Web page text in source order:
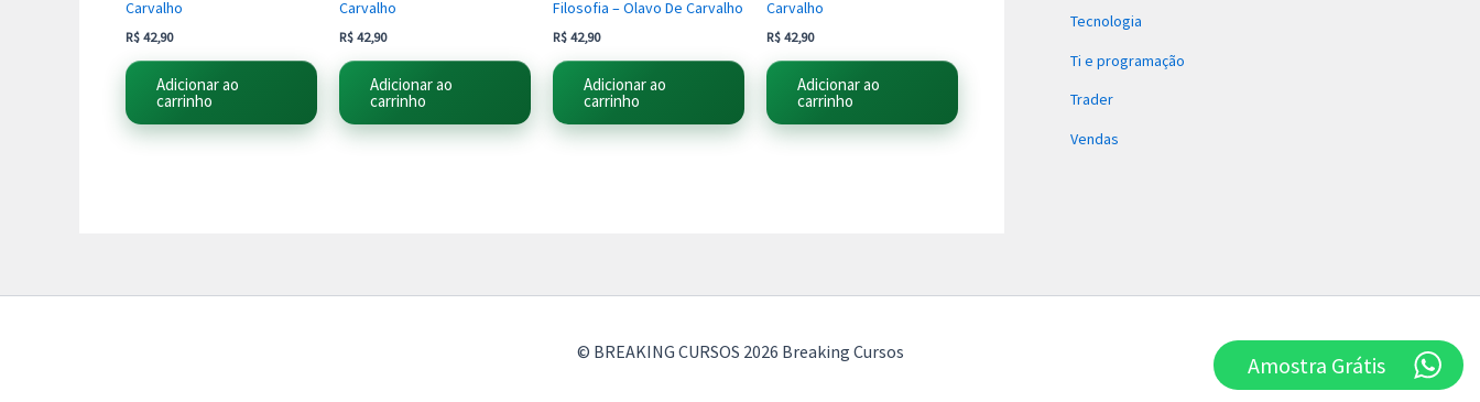
Carvalho
R$ 42,90
Adicionar ao
carrinho
Carvalho
R$ 42,90
Adicionar ao
carrinho
Filosofia – Olavo De Carvalho
R$ 42,90
Adicionar ao
carrinho
Carvalho
R$ 42,90
Adicionar ao
carrinho
Tecnologia
Ti e programação
Trader
Vendas
© BREAKING CURSOS 2026 Breaking Cursos Amostra Grátis